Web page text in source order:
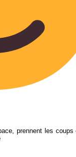
prennent les coups